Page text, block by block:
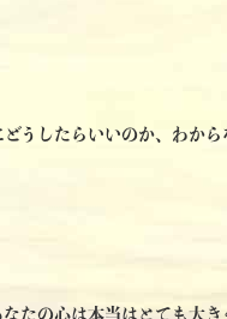
うしたらいいのか、わから
たの心は本当はとても大き